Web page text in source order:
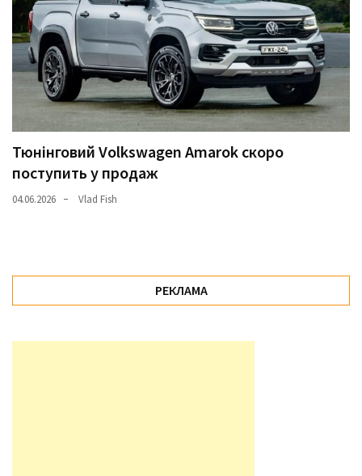
Тюнінговий Volkswagen Amarok скоро
поступить у продаж
04.06.2026 Vlad Fish
РЕКЛАМА